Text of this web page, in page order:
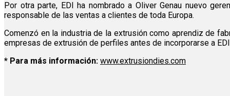
Por otra parte, EDI ha nombrado a Oliver Genau nuevo
responsable de las ventas a clientes de toda Europa.
Comenzó en la industria de la extrusión como aprendiz de
empresas de extrusión de perfiles antes de incorporarse a
* Para más información: www.extrusiondies.com